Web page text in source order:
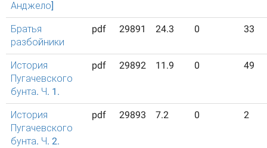
Анджело]
Братья
разбойники
pdf 29891 24.3 0 33
История
Пугачевского
бунта. Ч. 1.
pdf 29892 11.9 0 49
История
Пугачевского
бунта. Ч. 2.
pdf 29893 7.2 0 2